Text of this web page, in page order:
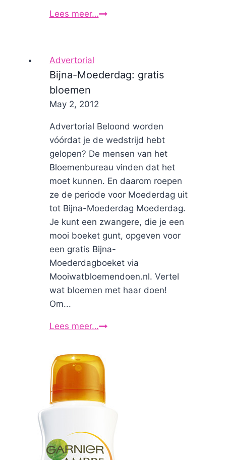
Lees meer…Doe
voor
Mama's!
Advertorial
Bijna-Moederdag: gratis
bloemen
ByNicole
May 2, 2012
Advertorial Beloond worden
vóórdat je de wedstrijd hebt
gelopen? De mensen van het
Bloemenbureau vinden dat het
moet kunnen. En daarom roepen
ze de periode voor Moederdag uit
tot Bijna-Moederdag Moederdag.
Je kunt een zwangere, die je een
mooi boeket gunt, opgeven voor
een gratis Bijna-
Moederdagboeket via
Mooiwatbloemendoen.nl. Vertel
wat bloemen met haar doen!
Om...
Lees meer…Bijna-
bloemen